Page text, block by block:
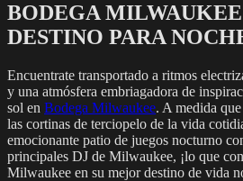
BODEGA
DESTINO PARA
Encuentrate transportado a ritmos
y una atmósfera embriagadora de
sol en Bodega Milwaukee. A medida
las cortinas de terciopelo de la vida
emocionante patio de juegos nocturno
principales DJ de Milwaukee, ¡lo que
Milwaukee en su mejor destino de vida